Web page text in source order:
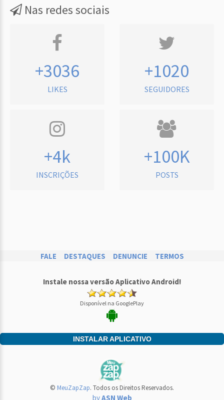
Nas redes sociais
+3036
LIKES
+1020
SEGUIDORES
+4k
INSCRIÇÕES
+100K
POSTS
FALE DESTAQUES DENUNCIE TERMOS
Instale nossa versão Aplicativo Android!
Disponível na GooglePlay
INSTALAR APLICATIVO
© MeuZapZap. Todos os Direitos Reservados.
byASN Web